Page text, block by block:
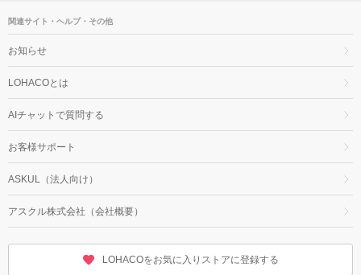
関連サイト・ヘルプ・その他
お知らせ
LOHACOとは
AIチャットで質問する
お客様サポート
ASKUL（法人向け）
アスクル株式会社（会社概要）
LOHACOをお気に入りストアに登録する